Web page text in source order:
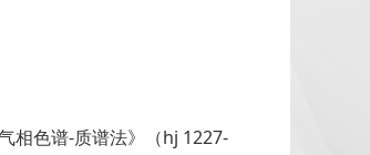
相色谱-质谱法》（hj 1227-